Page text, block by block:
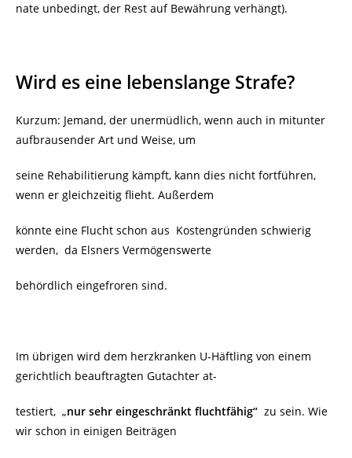
nate unbedingt, der Rest auf Bewährung verhängt).
Wird es eine lebenslange Strafe?
Kurzum: Jemand, der unermüdlich, wenn auch in mitunter
aufbrausender Art und Weise, um
seine Rehabilitierung kämpft, kann dies nicht fortführen,
wenn er gleichzeitig flieht. Außerdem
könnte eine Flucht schon aus Kostengründen schwierig
werden, da Elsners Vermögenswerte
behördlich eingefroren sind.
Im übrigen wird dem herzkranken U-Häftling von einem
gerichtlich beauftragten Gutachter at-
testiert, „nur sehr eingeschränkt fluchtfähig“ zu sein. Wie
wir schon in einigen Beiträgen